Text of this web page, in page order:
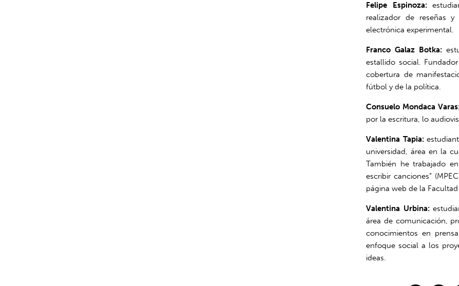
Felipe Espinoza:
realizador de reseñas
electrónica experimental.
Franco Galaz Botka:
estallido social.
cobertura de
fútbol y de la política.
Consuelo Mondaca
por la escritura, lo
Valentina Tapia:
universidad, área en la
También he trabajado
escribir canciones”
página web de la
Valentina Urbina:
área de comunicación,
conocimientos en
enfoque social a los
ideas.